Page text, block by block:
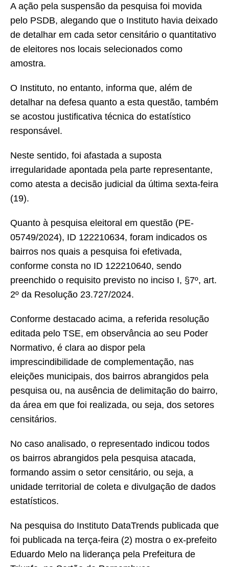
A ação pela suspensão da pesquisa foi movida
pelo PSDB, alegando que o Instituto havia deixado
de detalhar em cada setor censitário o quantitativo
de eleitores nos locais selecionados como
amostra.
O Instituto, no entanto, informa que, além de
detalhar na defesa quanto a esta questão, também
se acostou justificativa técnica do estatístico
responsável.
Neste sentido, foi afastada a suposta
irregularidade apontada pela parte representante,
como atesta a decisão judicial da última sexta-feira
(19).
Quanto à pesquisa eleitoral em questão (PE-
05749/2024), ID 122210634, foram indicados os
bairros nos quais a pesquisa foi efetivada,
conforme consta no ID 122210640, sendo
preenchido o requisito previsto no inciso I, §7º, art.
2º da Resolução 23.727/2024.
Conforme destacado acima, a referida resolução
editada pelo TSE, em observância ao seu Poder
Normativo, é clara ao dispor pela
imprescindibilidade de complementação, nas
eleições municipais, dos bairros abrangidos pela
pesquisa ou, na ausência de delimitação do bairro,
da área em que foi realizada, ou seja, dos setores
censitários.
No caso analisado, o representado indicou todos
os bairros abrangidos pela pesquisa atacada,
formando assim o setor censitário, ou seja, a
unidade territorial de coleta e divulgação de dados
estatísticos.
Na pesquisa do Instituto DataTrends publicada que
foi publicada na terça-feira (2) mostra o ex-prefeito
Eduardo Melo na liderança pela Prefeitura de